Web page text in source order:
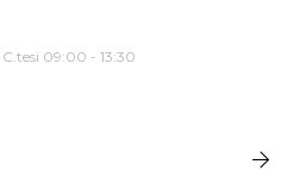
09:00 - 13:30